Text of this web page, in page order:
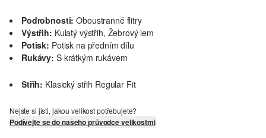
Podrobnosti: Oboustranné flitry
Výstřih: Kulatý výstřih, Žebrový lem
Potisk: Potisk na předním dílu
Rukávy: S krátkým rukávem
Střih: Klasický střih Regular Fit
Nejste si jisti, jakou velikost potřebujete?
Podívejte se do našeho průvodce velikostmi